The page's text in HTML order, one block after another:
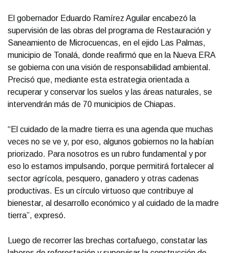
El gobernador Eduardo Ramírez Aguilar encabezó la
supervisión de las obras del programa de Restauración y
Saneamiento de Microcuencas, en el ejido Las Palmas,
municipio de Tonalá, donde reafirmó que en la Nueva ERA
se gobierna con una visión de responsabilidad ambiental.
Precisó que, mediante esta estrategia orientada a
recuperar y conservar los suelos y las áreas naturales, se
intervendrán más de 70 municipios de Chiapas.
“El cuidado de la madre tierra es una agenda que muchas
veces no se ve y, por eso, algunos gobiernos no la habían
priorizado. Para nosotros es un rubro fundamental y por
eso lo estamos impulsando, porque permitirá fortalecer al
sector agrícola, pesquero, ganadero y otras cadenas
productivas. Es un círculo virtuoso que contribuye al
bienestar, al desarrollo económico y al cuidado de la madre
tierra”, expresó.
Luego de recorrer las brechas cortafuego, constatar las